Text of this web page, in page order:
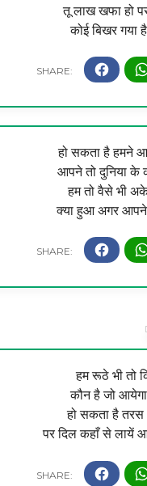
तू लाख खफा हो
कोई बिखर गया
हो सकता है हमने
आपने तो दुनिया के
हम तो वैसे भी
क्या हुआ अगर आपने
हम रूठे भी तो
कौन है जो
हो सकता है
पर दिल कहाँ से लायें